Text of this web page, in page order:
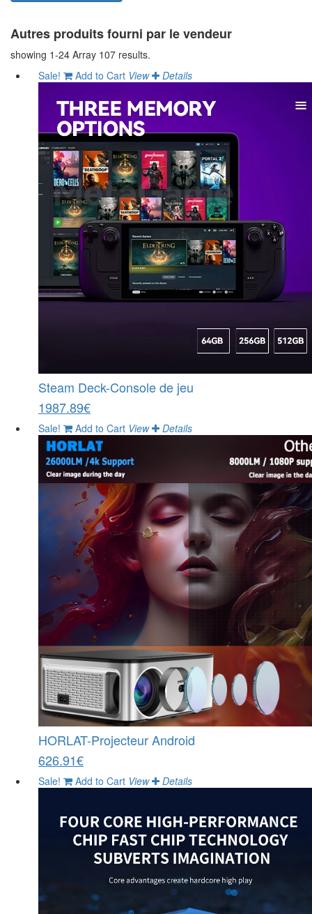
Autres produits fourni par le vendeur
showing 1-24 Array 107 results.
Sale!
Add to Cart View Details
Steam Deck-Console de jeu
1987.89€
Sale! Add to Cart View Details
HORLAT-Projecteur Android
626.91€
Sale! Add to Cart View Details